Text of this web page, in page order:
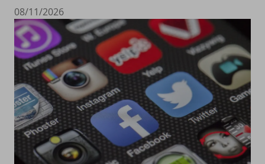
08/11/2026